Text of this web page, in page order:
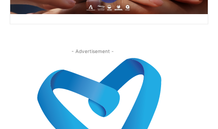
- Advertisement -